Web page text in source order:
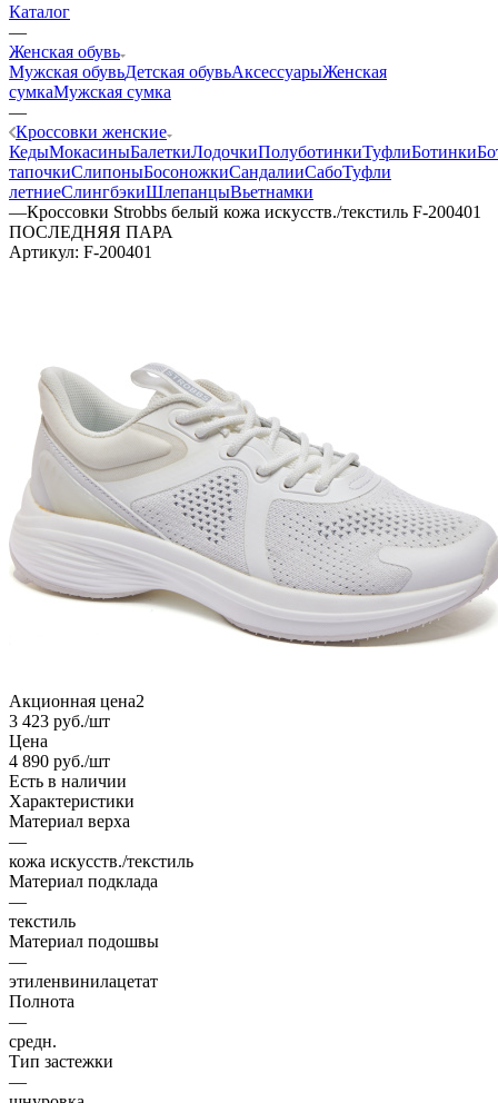
Каталог
—
Женская обувь
Мужская обувьДетская обувьАксессуарыЖенская
сумкаМужская сумка
—
Кроссовки женские
КедыМокасиныБалеткиЛодочкиПолуботинкиТуфлиБотинки
тапочкиСлипоныБосоножкиСандалииСабоТуфли
летниеСлингбэкиШлепанцыВьетнамки
—Кроссовки Strobbs белый кожа искусств./текстиль F-200401
ПОСЛЕДНЯЯ ПАРА
Артикул: F-200401
Акционная цена2
3 423 руб./шт
Цена
4 890 руб./шт
Есть в наличии
Характеристики
Материал верха
—
кожа искусств./текстиль
Материал подклада
—
текстиль
Материал подошвы
—
этиленвинилацетат
Полнота
—
средн.
Тип застежки
—